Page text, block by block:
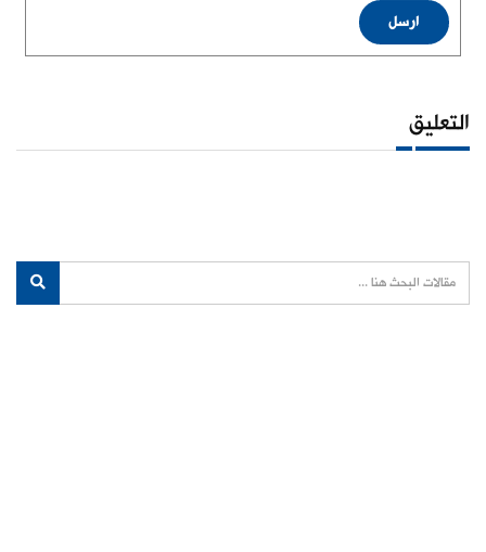
ارسل
التعليق